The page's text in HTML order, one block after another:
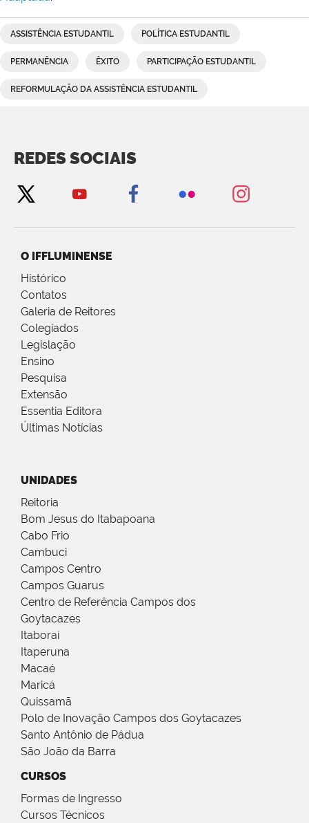
ASSISTÊNCIA ESTUDANTIL POLÍTICA ESTUDANTIL
PERMANÊNCIA ÊXITO PARTICIPAÇÃO ESTUDANTIL
REFORMULAÇÃO DA ASSISTÊNCIA ESTUDANTIL
REDES SOCIAIS
O IFFLUMINENSE
Histórico
Contatos
Galeria de Reitores
Colegiados
Legislação
Ensino
Pesquisa
Extensão
Essentia Editora
Últimas Notícias
UNIDADES
Reitoria
Bom Jesus do Itabapoana
Cabo Frio
Cambuci
Campos Centro
Campos Guarus
Centro de Referência Campos dos
Goytacazes
Itaboraí
Itaperuna
Macaé
Maricá
Quissamã
Polo de Inovação Campos dos Goytacazes
Santo Antônio de Pádua
São João da Barra
CURSOS
Formas de Ingresso
Cursos Técnicos